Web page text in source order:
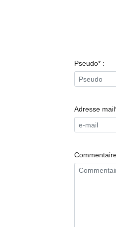
Pseudo* :
Adresse